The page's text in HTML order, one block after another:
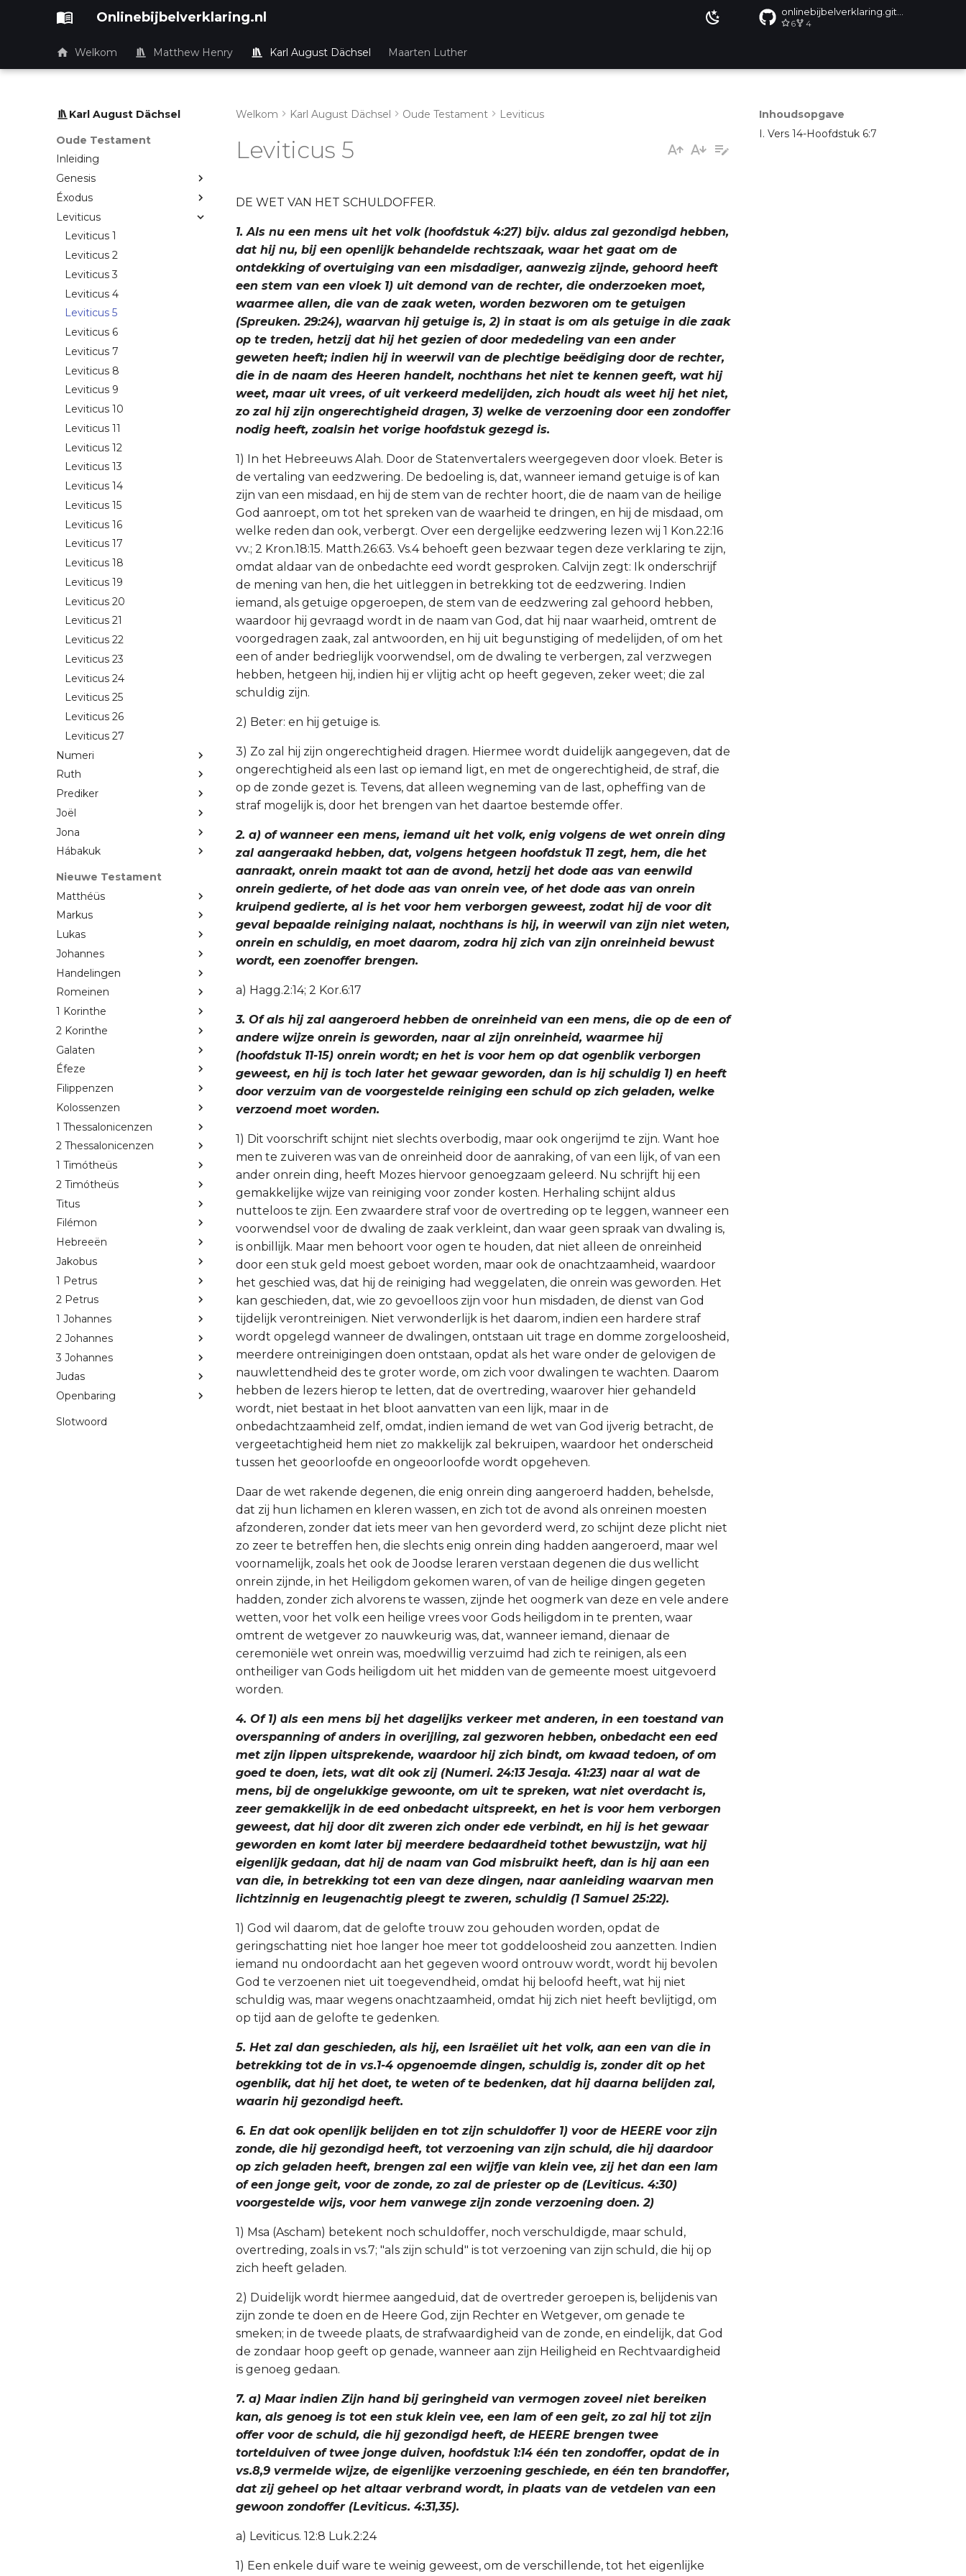
Onlinebijbelverklaring.nl 6 4
Welkom Matthew Henry Karl August Dächsel Maarten Luther
Karl August Dächsel
Oude Testament
Inleiding
Genesis
Éxodus
Leviticus
Leviticus 1
Leviticus 2
Leviticus 3
Leviticus 4
Leviticus 5
Leviticus 6
Leviticus 7
Leviticus 8
Leviticus 9
Leviticus 10
Leviticus 11
Leviticus 12
Leviticus 13
Leviticus 14
Leviticus 15
Leviticus 16
Leviticus 17
Leviticus 18
Leviticus 19
Leviticus 20
Leviticus 21
Leviticus 22
Leviticus 23
Leviticus 24
Leviticus 25
Leviticus 26
Leviticus 27
Numeri
Ruth
Prediker
Joël
Jona
Hábakuk
Nieuwe Testament
Matthéüs
Markus
Lukas
Johannes
Handelingen
Romeinen
1 Korinthe
2 Korinthe
Galaten
Éfeze
Filippenzen
Kolossenzen
1 Thessalonicenzen
2 Thessalonicenzen
1 Timótheüs
2 Timótheüs
Titus
Filémon
Hebreeën
Jakobus
1 Petrus
2 Petrus
1 Johannes
2 Johannes
3 Johannes
Judas
Openbaring
Slotwoord
Inhoudsopgave
I. Vers 14-Hoofdstuk 6:7
Welkom Karl August Dächsel Oude Testament Leviticus
Leviticus 5
DE WET VAN HET SCHULDOFFER.
1. Als nu een mens uit het volk (hoofdstuk 4:27) bijv. aldus zal gezondigd hebben,
dat hij nu, bij een openlijk behandelde rechtszaak, waar het gaat om de
ontdekking of overtuiging van een misdadiger, aanwezig zijnde, gehoord heeft
een stem van een vloek 1) uit demond van de rechter, die onderzoeken moet,
waarmee allen, die van de zaak weten, worden bezworen om te getuigen
(Spreuken. 29:24), waarvan hij getuige is, 2) in staat is om als getuige in die zaak
op te treden, hetzij dat hij het gezien of door mededeling van een ander
geweten heeft; indien hij in weerwil van de plechtige beëdiging door de rechter,
die in de naam des Heeren handelt, nochthans het niet te kennen geeft, wat hij
weet, maar uit vrees, of uit verkeerd medelijden, zich houdt als weet hij het niet,
zo zal hij zijn ongerechtigheid dragen, 3) welke de verzoening door een zondoffer
nodig heeft, zoalsin het vorige hoofdstuk gezegd is.
1) In het Hebreeuws Alah. Door de Statenvertalers weergegeven door vloek. Beter is
de vertaling van eedzwering. De bedoeling is, dat, wanneer iemand getuige is of kan
zijn van een misdaad, en hij de stem van de rechter hoort, die de naam van de heilige
God aanroept, om tot het spreken van de waarheid te dringen, en hij de misdaad, om
welke reden dan ook, verbergt. Over een dergelijke eedzwering lezen wij 1 Kon.22:16
vv.; 2 Kron.18:15. Matth.26:63. Vs.4 behoeft geen bezwaar tegen deze verklaring te zijn,
omdat aldaar van de onbedachte eed wordt gesproken. Calvijn zegt: Ik onderschrijf
de mening van hen, die het uitleggen in betrekking tot de eedzwering. Indien
iemand, als getuige opgeroepen, de stem van de eedzwering zal gehoord hebben,
waardoor hij gevraagd wordt in de naam van God, dat hij naar waarheid, omtrent de
voorgedragen zaak, zal antwoorden, en hij uit begunstiging of medelijden, of om het
een of ander bedrieglijk voorwendsel, om de dwaling te verbergen, zal verzwegen
hebben, hetgeen hij, indien hij er vlijtig acht op heeft gegeven, zeker weet; die zal
schuldig zijn.
2) Beter: en hij getuige is.
3) Zo zal hij zijn ongerechtigheid dragen. Hiermee wordt duidelijk aangegeven, dat de
ongerechtigheid als een last op iemand ligt, en met de ongerechtigheid, de straf, die
op de zonde gezet is. Tevens, dat alleen wegneming van de last, opheffing van de
straf mogelijk is, door het brengen van het daartoe bestemde offer.
2. a) of wanneer een mens, iemand uit het volk, enig volgens de wet onrein ding
zal aangeraakd hebben, dat, volgens hetgeen hoofdstuk 11 zegt, hem, die het
aanraakt, onrein maakt tot aan de avond, hetzij het dode aas van eenwild
onrein gedierte, of het dode aas van onrein vee, of het dode aas van onrein
kruipend gedierte, al is het voor hem verborgen geweest, zodat hij de voor dit
geval bepaalde reiniging nalaat, nochthans is hij, in weerwil van zijn niet weten,
onrein en schuldig, en moet daarom, zodra hij zich van zijn onreinheid bewust
wordt, een zoenoffer brengen.
a) Hagg.2:14; 2 Kor.6:17
3. Of als hij zal aangeroerd hebben de onreinheid van een mens, die op de een of
andere wijze onrein is geworden, naar al zijn onreinheid, waarmee hij
(hoofdstuk 11-15) onrein wordt; en het is voor hem op dat ogenblik verborgen
geweest, en hij is toch later het gewaar geworden, dan is hij schuldig 1) en heeft
door verzuim van de voorgestelde reiniging een schuld op zich geladen, welke
verzoend moet worden.
1) Dit voorschrift schijnt niet slechts overbodig, maar ook ongerijmd te zijn. Want hoe
men te zuiveren was van de onreinheid door de aanraking, of van een lijk, of van een
ander onrein ding, heeft Mozes hiervoor genoegzaam geleerd. Nu schrijft hij een
gemakkelijke wijze van reiniging voor zonder kosten. Herhaling schijnt aldus
nutteloos te zijn. Een zwaardere straf voor de overtreding op te leggen, wanneer een
voorwendsel voor de dwaling de zaak verkleint, dan waar geen spraak van dwaling is,
is onbillijk. Maar men behoort voor ogen te houden, dat niet alleen de onreinheid
door een stuk geld moest geboet worden, maar ook de onachtzaamheid, waardoor
het geschied was, dat hij de reiniging had weggelaten, die onrein was geworden. Het
kan geschieden, dat, wie zo gevoelloos zijn voor hun misdaden, de dienst van God
tijdelijk verontreinigen. Niet verwonderlijk is het daarom, indien een hardere straf
wordt opgelegd wanneer de dwalingen, ontstaan uit trage en domme zorgeloosheid,
meerdere ontreinigingen doen ontstaan, opdat als het ware onder de gelovigen de
nauwlettendheid des te groter worde, om zich voor dwalingen te wachten. Daarom
hebben de lezers hierop te letten, dat de overtreding, waarover hier gehandeld
wordt, niet bestaat in het bloot aanvatten van een lijk, maar in de
onbedachtzaamheid zelf, omdat, indien iemand de wet van God ijverig betracht, de
vergeetachtigheid hem niet zo makkelijk zal bekruipen, waardoor het onderscheid
tussen het geoorloofde en ongeoorloofde wordt opgeheven.
Daar de wet rakende degenen, die enig onrein ding aangeroerd hadden, behelsde,
dat zij hun lichamen en kleren wassen, en zich tot de avond als onreinen moesten
afzonderen, zonder dat iets meer van hen gevorderd werd, zo schijnt deze plicht niet
zo zeer te betreffen hen, die slechts enig onrein ding hadden aangeroerd, maar wel
voornamelijk, zoals het ook de Joodse leraren verstaan degenen die dus wellicht
onrein zijnde, in het Heiligdom gekomen waren, of van de heilige dingen gegeten
hadden, zonder zich alvorens te wassen, zijnde het oogmerk van deze en vele andere
wetten, voor het volk een heilige vrees voor Gods heiligdom in te prenten, waar
omtrent de wetgever zo nauwkeurig was, dat, wanneer iemand, dienaar de
ceremoniële wet onrein was, moedwillig verzuimd had zich te reinigen, als een
ontheiliger van Gods heiligdom uit het midden van de gemeente moest uitgevoerd
worden.
4. Of 1) als een mens bij het dagelijks verkeer met anderen, in een toestand van
overspanning of anders in overijling, zal gezworen hebben, onbedacht een eed
met zijn lippen uitsprekende, waardoor hij zich bindt, om kwaad tedoen, of om
goed te doen, iets, wat dit ook zij (Numeri. 24:13 Jesaja. 41:23) naar al wat de
mens, bij de ongelukkige gewoonte, om uit te spreken, wat niet overdacht is,
zeer gemakkelijk in de eed onbedacht uitspreekt, en het is voor hem verborgen
geweest, dat hij door dit zweren zich onder ede verbindt, en hij is het gewaar
geworden en komt later bij meerdere bedaardheid tothet bewustzijn, wat hij
eigenlijk gedaan, dat hij de naam van God misbruikt heeft, dan is hij aan een
van die, in betrekking tot een van deze dingen, naar aanleiding waarvan men
lichtzinnig en leugenachtig pleegt te zweren, schuldig (1 Samuel 25:22).
1) God wil daarom, dat de gelofte trouw zou gehouden worden, opdat de
geringschatting niet hoe langer hoe meer tot goddeloosheid zou aanzetten. Indien
iemand nu ondoordacht aan het gegeven woord ontrouw wordt, wordt hij bevolen
God te verzoenen niet uit toegevendheid, omdat hij beloofd heeft, wat hij niet
schuldig was, maar wegens onachtzaamheid, omdat hij zich niet heeft bevlijtigd, om
op tijd aan de gelofte te gedenken.
5. Het zal dan geschieden, als hij, een Israëliet uit het volk, aan een van die in
betrekking tot de in vs.1-4 opgenoemde dingen, schuldig is, zonder dit op het
ogenblik, dat hij het doet, te weten of te bedenken, dat hij daarna belijden zal,
waarin hij gezondigd heeft.
6. En dat ook openlijk belijden en tot zijn schuldoffer 1) voor de HEERE voor zijn
zonde, die hij gezondigd heeft, tot verzoening van zijn schuld, die hij daardoor
op zich geladen heeft, brengen zal een wijfje van klein vee, zij het dan een lam
of een jonge geit, voor de zonde, zo zal de priester op de (Leviticus. 4:30)
voorgestelde wijs, voor hem vanwege zijn zonde verzoening doen. 2)
1) Msa (Ascham) betekent noch schuldoffer, noch verschuldigde, maar schuld,
overtreding, zoals in vs.7; "als zijn schuld" is tot verzoening van zijn schuld, die hij op
zich heeft geladen.
2) Duidelijk wordt hiermee aangeduid, dat de overtreder geroepen is, belijdenis van
zijn zonde te doen en de Heere God, zijn Rechter en Wetgever, om genade te
smeken; in de tweede plaats, de strafwaardigheid van de zonde, en eindelijk, dat God
de zondaar hoop geeft op genade, wanneer aan zijn Heiligheid en Rechtvaardigheid
is genoeg gedaan.
7. a) Maar indien Zijn hand bij geringheid van vermogen zoveel niet bereiken
kan, als genoeg is tot een stuk klein vee, een lam of een geit, zo zal hij tot zijn
offer voor de schuld, die hij gezondigd heeft, de HEERE brengen twee
tortelduiven of twee jonge duiven, hoofdstuk 1:14 één ten zondoffer, opdat de in
vs.8,9 vermelde wijze, de eigenlijke verzoening geschiede, en één ten brandoffer,
dat zij geheel op het altaar verbrand wordt, in plaats van de vetdelen van een
gewoon zondoffer (Leviticus. 4:31,35).
a) Leviticus. 12:8 Luk.2:24
1) Een enkele duif ware te weinig geweest, om de verschillende, tot het eigenlijke